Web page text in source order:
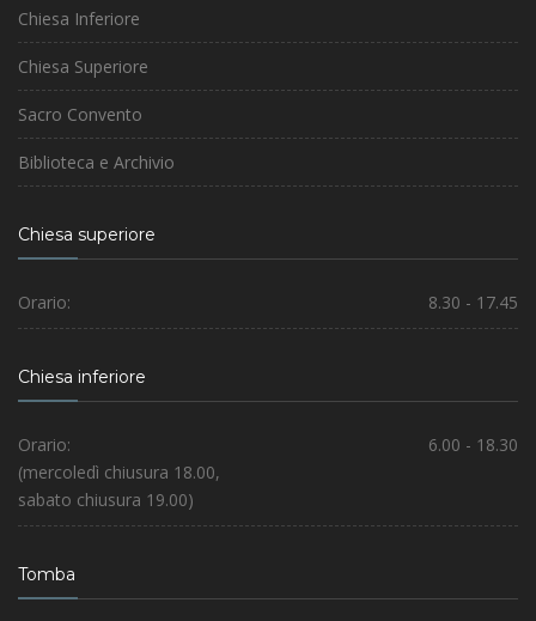
Chiesa Inferiore
Chiesa Superiore
Sacro Convento
Biblioteca e Archivio
Chiesa superiore
Orario: 8.30 - 17.45
Chiesa inferiore
Orario:
6.00 - 18.30
(mercoledì chiusura 18.00,
sabato chiusura 19.00)
Tomba